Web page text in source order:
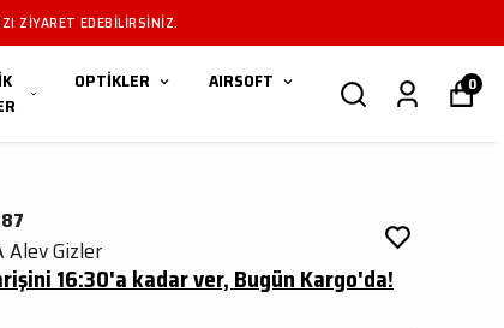
ZIYARET EDEBILIRSINIZ.
OPTİKLER AIRSOFT 0
Alev Gizler
16:30'a kadar ver, Bugün Kargo'da!